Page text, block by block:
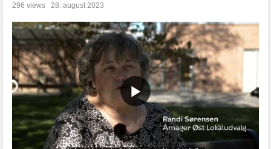
296 views 28. august 2023